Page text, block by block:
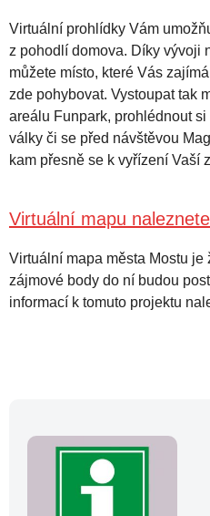
Virtuální prohlídky Vám
z pohodlí domova. Díky vývoji
můžete místo, které Vás
zde pohybovat. Vystoupat tak
areálu Funpark, prohlédnout
války či se před návštěvou
kam přesně se k vyřízení Vaší
Virtuální mapu
Virtuální mapa města Mostu je
zájmové body do ní budou
informací k tomuto projektu